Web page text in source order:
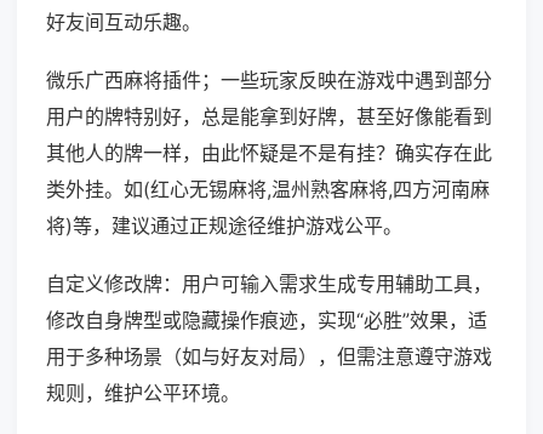
好友间互动乐趣。
微乐广西麻将插件；一些玩家反映在游戏中遇到部分
用户的牌特别好，总是能拿到好牌，甚至好像能看到
其他人的牌一样，由此怀疑是不是有挂？确实存在此
类外挂。如(红心无锡麻将,温州熟客麻将,四方河南麻
将)等，建议通过正规途径维护游戏公平。
自定义修改牌：用户可输入需求生成专用辅助工具，
修改自身牌型或隐藏操作痕迹，实现“必胜”效果，适
用于多种场景（如与好友对局），但需注意遵守游戏
规则，维护公平环境。